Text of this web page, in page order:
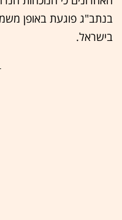
בנתב"ג פוגעת באופן
בישראל.